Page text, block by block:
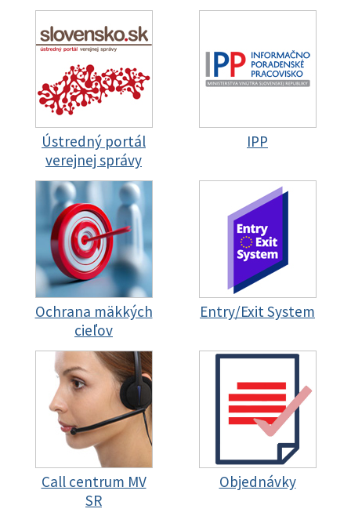
Ústredný portál
verejnej správy
IPP
Ochrana mäkkých
cieľov
Entry/Exit System
Call centrum MV
SR
Objednávky